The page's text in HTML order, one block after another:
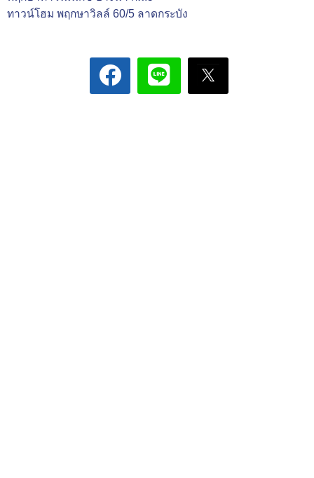
ทาวน์โฮม พฤกษาวิลล์ 60/5 ลาดกระบัง